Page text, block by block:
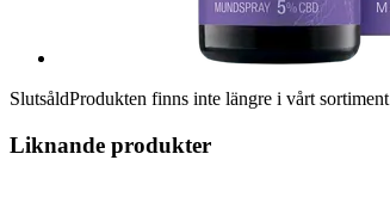
SlutsåldProdukten finns inte längre i vårt sortiment
Liknande produkter